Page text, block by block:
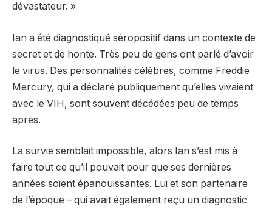
dévastateur. »
Ian a été diagnostiqué séropositif dans un contexte de
secret et de honte. Très peu de gens ont parlé d’avoir
le virus. Des personnalités célèbres, comme Freddie
Mercury, qui a déclaré publiquement qu’elles vivaient
avec le VIH, sont souvent décédées peu de temps
après.
La survie semblait impossible, alors Ian s’est mis à
faire tout ce qu’il pouvait pour que ses dernières
années soient épanouissantes. Lui et son partenaire
de l’époque – qui avait également reçu un diagnostic